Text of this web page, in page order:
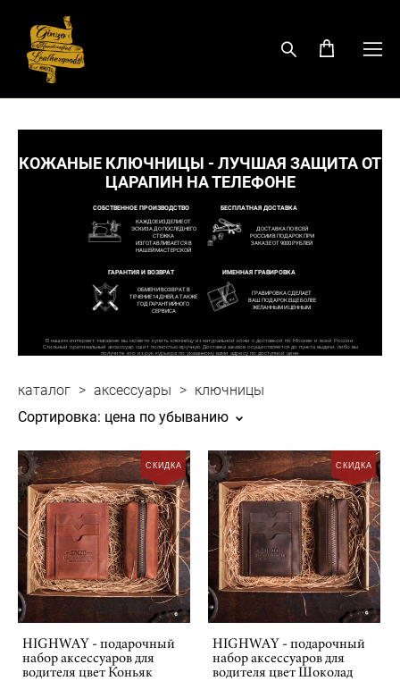
КОЖАНЫЕ КЛЮЧНИЦЫ - ЛУЧШАЯ ЗАЩИТА ОТ
ЦАРАПИН НА ТЕЛЕФОНЕ
СОБСТВЕННОЕ ПРОИЗВОДСТВО
КАЖДОЕ ИЗДЕЛИЕ ОТ
ЭСКИЗА ДО ПОСЛЕДНЕГО
СТЕЖКА
ИЗГОТАВЛИВАЕТСЯ В
НАШЕЙ МАСТЕРСКОЙ
БЕСПЛАТНАЯ ДОСТАВКА
ДОСТАВКА ПО ВСЕЙ
РОССИИ В ПОДАРОК ПРИ
ЗАКАЗЕ ОТ 9000 РУБЛЕЙ
ГАРАНТИЯ И ВОЗВРАТ
ОБМЕН И ВОЗВРАТ В
ТЕЧЕНИЕ 14 ДНЕЙ, А ТАКЖЕ
ГОД ГАРАНТИЙНОГО
СЕРВИСА
ИМЕННАЯ ГРАВИРОВКА
ГРАВИРОВКА СДЕЛАЕТ
ВАШ ПОДАРОК ЕЩЕ БОЛЕЕ
ЖЕЛАННЫМ И ЦЕННЫМ
В нашем интернет-магазине вы можете купить ключницу из натуральной кожи с доставкой по Москве и всей России.
Стильный оригинальный аксессуар сшит полностью вручную. Доставка заказов осуществляется до пункта выдачи, либо вы
получите его из рук курьера по указанному вами адресу по доступной цене.
каталог > аксессуары > ключницы
Сортировка: цена по убыванию
СКИДКА
HIGHWAY - подарочный
набор аксессуаров для
водителя цвет Коньяк
СКИДКА
HIGHWAY - подарочный
набор аксессуаров для
водителя цвет Шоколад